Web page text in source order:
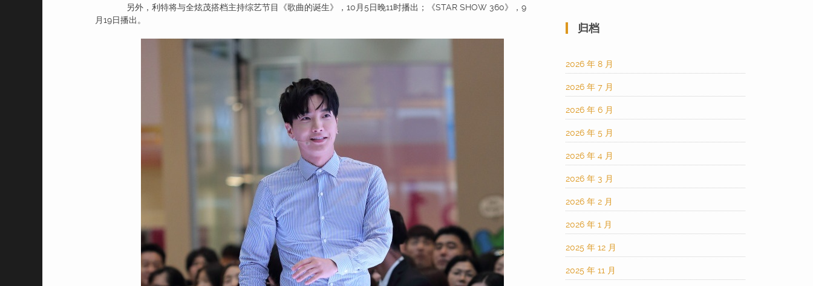
另外，利特将与全炫茂搭档主持综艺节目《歌曲的诞生》，10月5日晚11时播出；《STAR SHOW 360》，9
月19日播出。
归档
2026 年 8 月
2026 年 7 月
2026 年 6 月
2026 年 5 月
2026 年 4 月
2026 年 3 月
2026 年 2 月
2026 年 1 月
2025 年 12 月
2025 年 11 月